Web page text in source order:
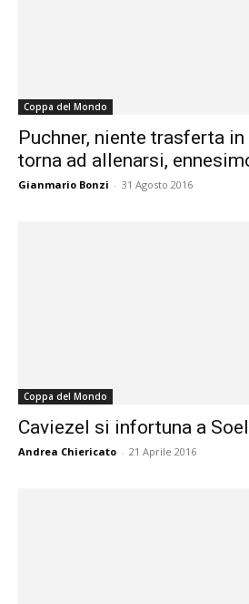
Coppa del Mondo
Puchner, niente trasferta
torna ad allenarsi,
Gianmario Bonzi - 31 Agosto 2016
Coppa del Mondo
Caviezel si infortuna a
Andrea Chiericato - 21 Aprile 2016